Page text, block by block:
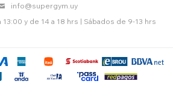
info@supergym.uy
y de 14 a 18 hrs | Sábados de 9-13 hrs